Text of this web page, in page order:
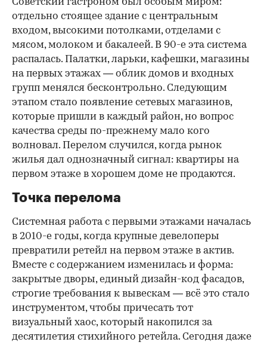
Советский гастроном был особым миром:
отдельно стоящее здание с центральным
входом, высокими потолками, отделами с
мясом, молоком и бакалеей. В 90-е эта система
распалась. Палатки, ларьки, кафешки, магазины
на первых этажах — облик домов и входных
групп менялся бесконтрольно. Следующим
этапом стало появление сетевых магазинов,
которые пришли в каждый район, но вопрос
качества среды по-прежнему мало кого
волновал. Перелом случился, когда рынок
жилья дал однозначный сигнал: квартиры на
первом этаже в хорошем доме не продаются.
Точка перелома
Системная работа с первыми этажами началась
в 2010-е годы, когда крупные девелоперы
превратили ретейл на первом этаже в актив.
Вместе с содержанием изменилась и форма:
закрытые дворы, единый дизайн-код фасадов,
строгие требования к вывескам — всё это стало
инструментом, чтобы причесать тот
визуальный хаос, который накопился за
десятилетия стихийного ретейла. Сегодня даже